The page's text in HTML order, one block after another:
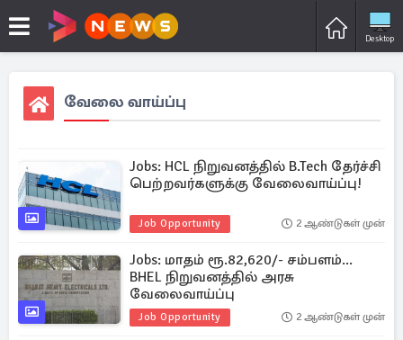
Desktop
வேலை வாய்ப்பு
Jobs: HCL நிறுவனத்தில் B.Tech தேர்ச்சி
பெற்றவர்களுக்கு வேலைவாய்ப்பு!
Job Opportunity 2 ஆண்டுகள் முன்
Jobs: மாதம் ரூ.82,620/- சம்பளம்...
BHEL நிறுவனத்தில் அரசு
வேலைவாய்ப்பு
Job Opportunity 2 ஆண்டுகள் முன்